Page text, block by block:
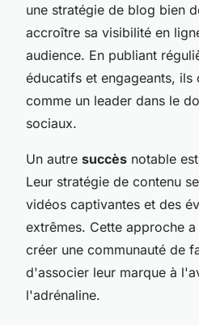
une stratégie de blog bien
accroître sa visibilité en
audience. En publiant
éducatifs et engageants, ils
comme un leader dans le
sociaux.
Un autre succès notable
Leur stratégie de contenu
vidéos captivantes et des
extrêmes. Cette approche
créer une communauté de
d'associer leur marque à
l'adrénaline.